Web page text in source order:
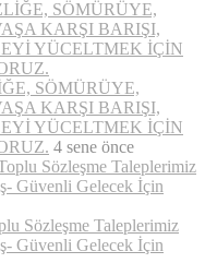
SÖMÜRÜYE,
KARŞI BARIŞI,
YÜCELTMEK İÇİN
4 sene önce
Sözleşme Taleplerimiz
Güvenli Gelecek İçin